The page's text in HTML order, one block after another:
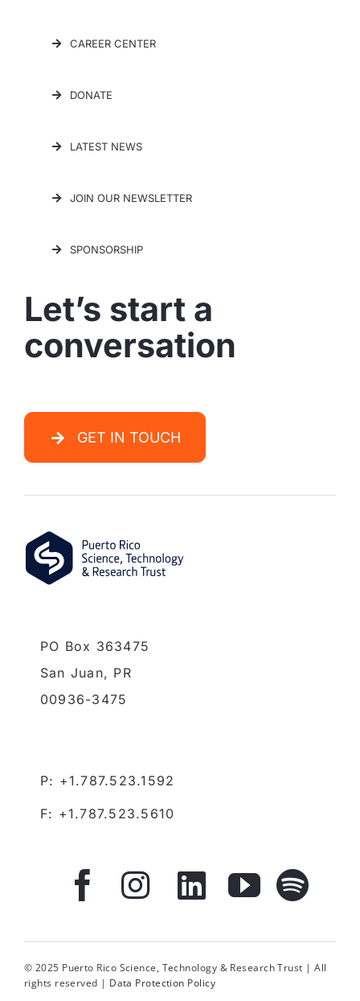
CAREER CENTER
DONATE
LATEST NEWS
JOIN OUR NEWSLETTER
SPONSORSHIP
Let’s start a
conversation
GET IN TOUCH
PO Box 363475
San Juan, PR
00936-3475
P: +1.787.523.1592
F: +1.787.523.5610
© 2025 Puerto Rico Science, Technology & Research Trust | All
rights reserved | Data Protection Policy